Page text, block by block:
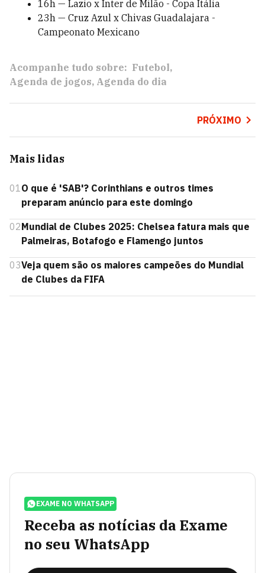
16h — Lazio x Inter de Milão - Copa Itália
23h — Cruz Azul x Chivas Guadalajara -
Campeonato Mexicano
Acompanhe tudo sobre: Futebol
Agenda de jogos Agenda do dia
PRÓXIMO
Mais lidas
01O que é 'SAB'? Corinthians e outros times
preparam anúncio para este domingo
02Mundial de Clubes 2025: Chelsea fatura mais que
Palmeiras, Botafogo e Flamengo juntos
03Veja quem são os maiores campeões do Mundial
de Clubes da FIFA
EXAME NO WHATSAPP
Receba as notícias da Exame
no seu WhatsApp